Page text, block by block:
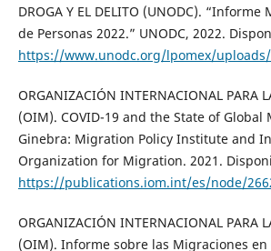
DROGA Y EL DELITO (UNODC).
de Personas 2022.” UNODC, 2022.
https://www.unodc.org/lpomex/uploads/
ORGANIZACIÓN INTERNACIONAL PARA
(OIM). COVID-19 and the State of Global
Ginebra: Migration Policy Institute and
Organization for Migration. 2021.
https://publications.iom.int/es/node/
ORGANIZACIÓN INTERNACIONAL PARA
(OIM). Informe sobre las Migraciones en